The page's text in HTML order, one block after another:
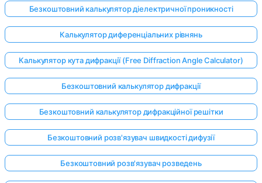
Увійдіть
тут!
Безкоштовний калькулятор діелектричної проникності
Калькулятор диференціальних рівнянь
Калькулятор кута дифракції (Free Diffraction Angle Calculator)
Безкоштовний калькулятор дифракції
Безкоштовний калькулятор дифракційної решітки
Безкоштовний розв'язувач швидкості дифузії
Безкоштовний розв'язувач розведень